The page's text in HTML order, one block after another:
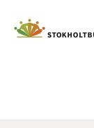
hovedindhold